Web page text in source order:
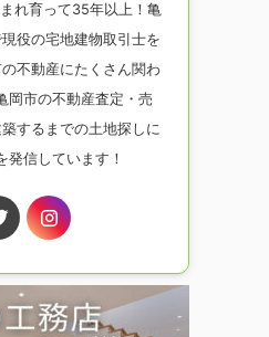
れ育って35年以上！亀
役の宅地建物取引士を
不動産にたくさん関わ
岡市の不動産査定・売
するまでの土地探しに
発信しています！